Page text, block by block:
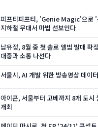
피프티피프티, 'Genie Magic'으로
지하철 무대서 마법 선보인다
남유정, 8월 중 첫 솔로 앨범 발매 확
대중과 소통 나선다
서울시, AI 개발 위한 방송영상 데이
아이콘, 서울부터 고베까지 8개 도시
개최